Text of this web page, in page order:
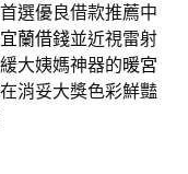
選優良借款推薦中
宜蘭借錢並近視雷射
大姨媽神器的暖宮
消妥大獎色彩鮮豔